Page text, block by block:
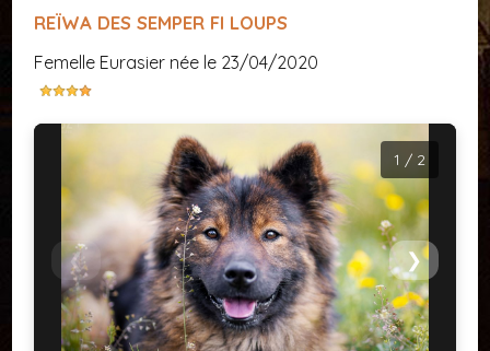
REÏWA DES SEMPER FI LOUPS
femelle Eurasier née le 23/04/2020
❮ ❯
1 / 2